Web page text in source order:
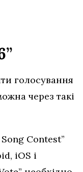
голосування
через такі
Contest”
iOS і